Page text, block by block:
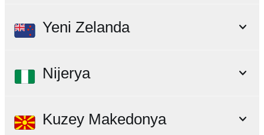
Yeni Zelanda
Nijerya
Kuzey Makedonya